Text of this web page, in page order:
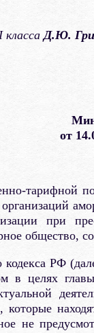
Д.Ю.
от
тарифной
при
общество,
кодекса РФ
в целях
которые
не